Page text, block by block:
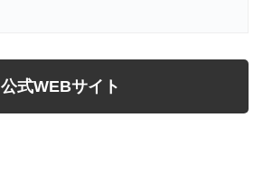
公式WEBサイト